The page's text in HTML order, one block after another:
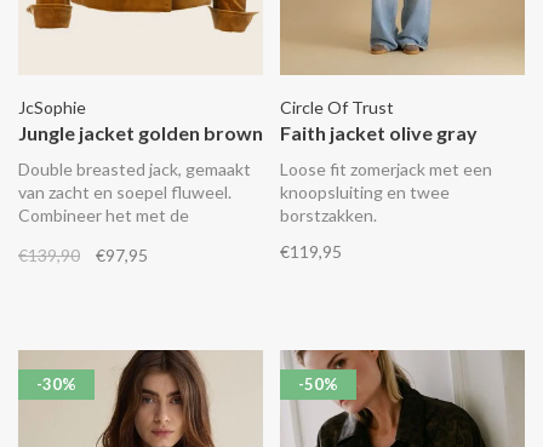
JcSophie
Jungle jacket golden brown
Double breasted jack, gemaakt
van zacht en soepel fluweel.
Combineer het met de
€139,90
€97,95
Circle Of Trust
Faith jacket olive gray
Loose fit zomerjack met een
knoopsluiting en twee
borstzakken.
€119,95
-30% -50%